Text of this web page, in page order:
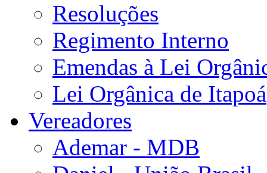
Resoluções
Regimento Interno
Emendas à Lei
Lei Orgânica de Itapoá
Vereadores
Ademar - MDB